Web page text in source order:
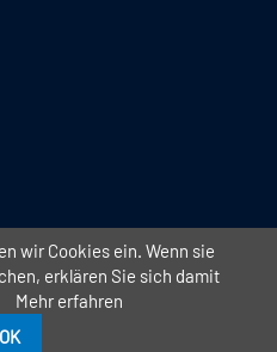
Holstein e.V. (BEI)
Datenschutz
wir Cookies ein. Wenn sie
erklären Sie sich damit
Mehr erfahren
OK